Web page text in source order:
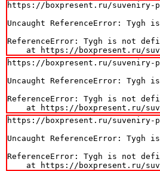
https://boxpresent.ru/suveniry-
Uncaught ReferenceError: Tygh
ReferenceError: Tygh is not
at https://boxpresent.ru/
https://boxpresent.ru/suveniry-
Uncaught ReferenceError: Tygh
ReferenceError: Tygh is not
at https://boxpresent.ru/
https://boxpresent.ru/suveniry-
Uncaught ReferenceError: Tygh
ReferenceError: Tygh is not
at https://boxpresent.ru/